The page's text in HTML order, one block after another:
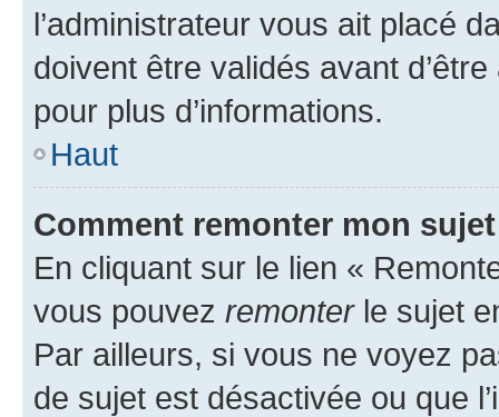
l’administrateur vous ait placé
doivent être validés avant
pour plus d’informations.
Haut
Comment remonter mon
En cliquant sur le lien «
vous pouvez remonterle sujet
Par ailleurs, si vous ne voyez
de sujet est désactivée ou que